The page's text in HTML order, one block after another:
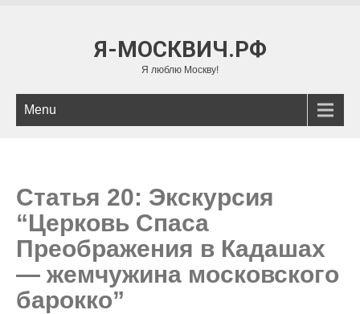
Я-МОСКВИЧ.РФ
Я люблю Москву!
Menu
Статья 20: Экскурсия
“Церковь Спаса
Преображения в Кадашах
— жемчужина московского
барокко”